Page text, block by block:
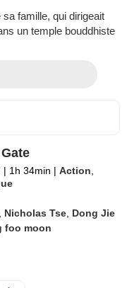
famille, qui dirigeait
un temple bouddhiste
| 1h 34min | Action
Nicholas Tse Dong Jie
foo moon